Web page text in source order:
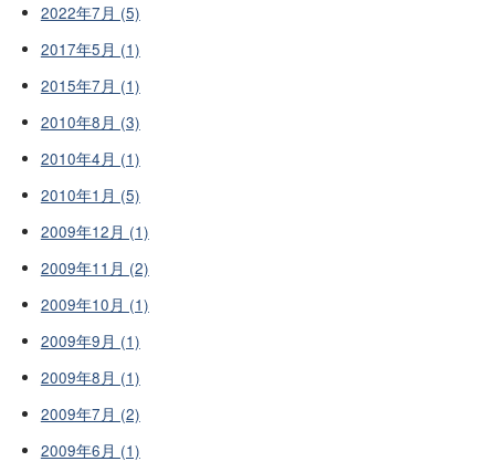
2022年7月 (5)
2017年5月 (1)
2015年7月 (1)
2010年8月 (3)
2010年4月 (1)
2010年1月 (5)
2009年12月 (1)
2009年11月 (2)
2009年10月 (1)
2009年9月 (1)
2009年8月 (1)
2009年7月 (2)
2009年6月 (1)